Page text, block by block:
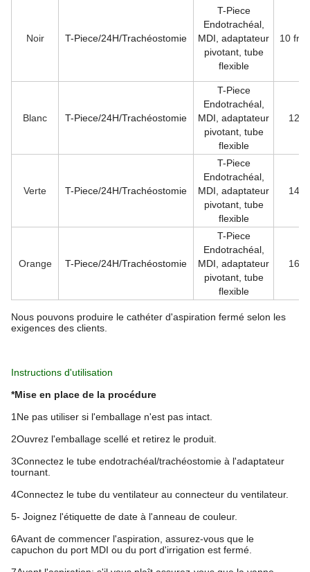
Noir T-Piece/24H/Trachéostomie
T-Piece
Endotrachéal,
MDI, adaptateur
pivotant, tube
flexible
10
Blanc T-Piece/24H/Trachéostomie
T-Piece
Endotrachéal,
MDI, adaptateur
pivotant, tube
flexible
12
Verte T-Piece/24H/Trachéostomie
T-Piece
Endotrachéal,
MDI, adaptateur
pivotant, tube
flexible
14
Orange T-Piece/24H/Trachéostomie
T-Piece
Endotrachéal,
MDI, adaptateur
pivotant, tube
flexible
16
Nous pouvons produire le cathéter d'aspiration fermé selon les
exigences des clients.
Instructions d'utilisation
*Mise en place de la procédure
1Ne pas utiliser si l'emballage n'est pas intact.
2Ouvrez l'emballage scellé et retirez le produit.
3Connectez le tube endotrachéal/trachéostomie à l'adaptateur
tournant.
4Connectez le tube du ventilateur au connecteur du ventilateur.
5- Joignez l'étiquette de date à l'anneau de couleur.
6Avant de commencer l'aspiration, assurez-vous que le
capuchon du port MDI ou du port d'irrigation est fermé.